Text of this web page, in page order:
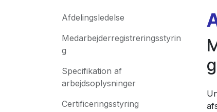
Afdelingsledelse
Medarbejderregistreringsstyrin
g
Specifikation af
arbejdsoplysninger
Certificeringsstyring